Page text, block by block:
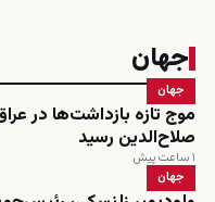
جهان
جهان
موج تازه بازداشت‌ها در
صلاح‌الدین رسید
۱ ساعت پیش
جهان